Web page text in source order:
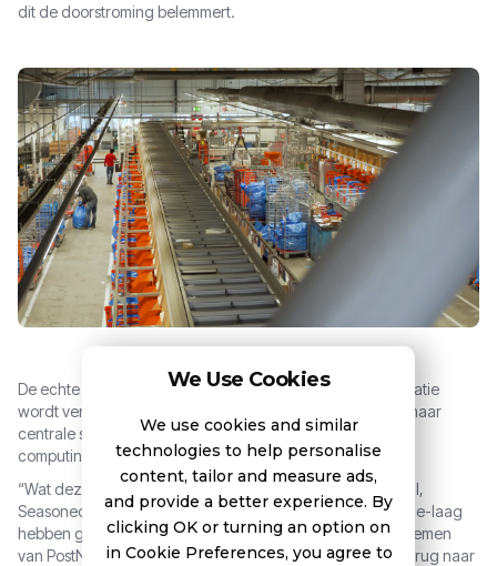
dit de doorstroming belemmert.
De echte innovatie zit in de manier waarop de scaninformatie
wordt verwerkt. In plaats van alle data eerst via de cloud naar
centrale systemen te sturen, ontwikkelde Nalta een edge
computing-laag tussen scanner en hoofdapplicatie.
“Wat deze oplossing bijzonder maakt,” zegt Koen van Zeijl,
Seasoned Team Lead bij Nalta, “is dat we een slimme edge-laag
hebben gebouwd tussen de ProGlove en de centrale systemen
van PostNL. Daardoor hoeft data niet eerst via de cloud terug naar
We Use Cookies
We use cookies and similar
technologies to help personalise
content, tailor and measure ads,
and provide a better experience. By
clicking OK or turning an option on
in Cookie Preferences, you agree to